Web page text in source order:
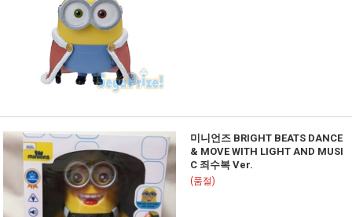
미니언즈 BRIGHT BEATS DANCE
& MOVE WITH LIGHT AND MUSI
C 죄수복 Ver.
(품절)